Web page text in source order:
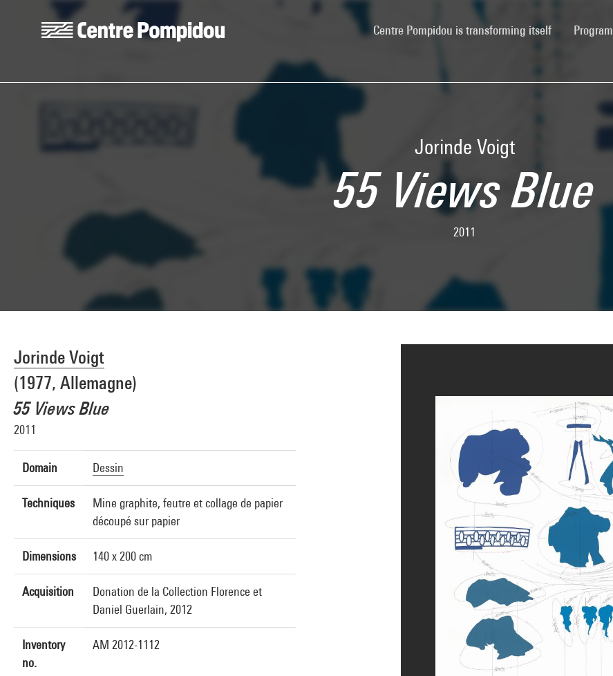
Skip to main content
Centre Pompidou is transforming itself(current)Program
Jorinde Voigt
55 Views Blue
2011
Jorinde Voigt
(1977, Allemagne)
55 Views Blue
2011
Domain Dessin
Techniques
Mine graphite, feutre et collage de papier
découpé sur papier
Dimensions 140 x 200 cm
Acquisition
Donation de la Collection Florence et
Daniel Guerlain, 2012
Inventory
no.
AM 2012-1112